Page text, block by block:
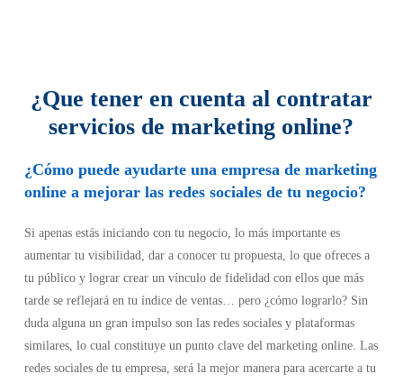
¿Que tener en cuenta al contratar
servicios de marketing online?
¿Cómo puede ayudarte una empresa de marketing
online a mejorar las redes sociales de tu negocio?
Si apenas estás iniciando con tu negocio, lo más importante es
aumentar tu visibilidad, dar a conocer tu propuesta, lo que ofreces a
tu público y lograr crear un vínculo de fidelidad con ellos que más
tarde se reflejará en tu índice de ventas… pero ¿cómo lograrlo? Sin
duda alguna un gran impulso son las redes sociales y plataformas
similares, lo cual constituye un punto clave del marketing online. Las
redes socialesde tu empresa, será la mejor manera para acercarte a tu